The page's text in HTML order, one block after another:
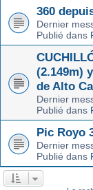
360
Dernier
Publié dans
(2.149m)
de Alto
Dernier
Publié dans
Pic Royo
Dernier
Publié dans